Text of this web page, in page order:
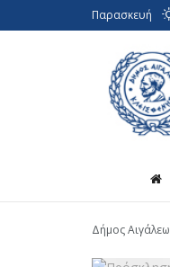
Παρασκευή
Δήμος Αιγάλεω